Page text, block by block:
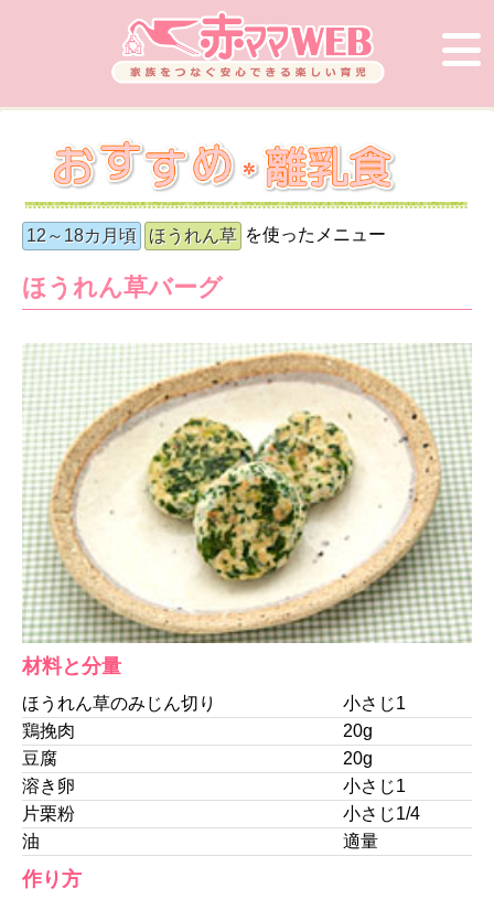
12～18カ月頃 ほうれん草 を使ったメニュー
ほうれん草バーグ
材料と分量
ほうれん草のみじん切り
小さじ1
鶏挽肉
20g
豆腐
20g
溶き卵
小さじ1
片栗粉
小さじ1/4
油
適量
作り方